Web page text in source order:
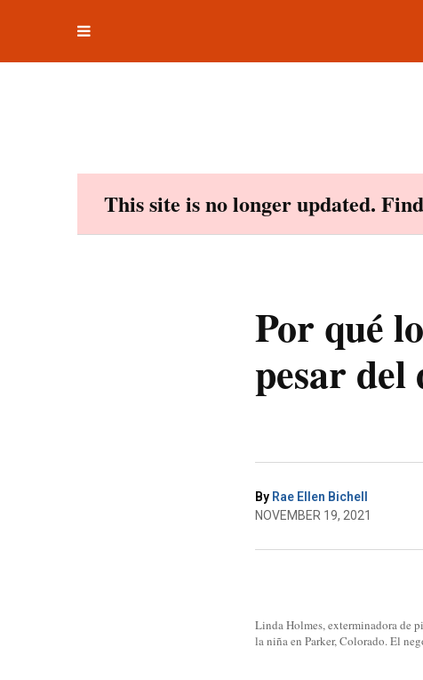
This site is no longer updated.
Por qué
pesar
By Rae Ellen Bichell
NOVEMBER 19, 2021
Linda Holmes, exterminadora de
la niña en Parker, Colorado. El